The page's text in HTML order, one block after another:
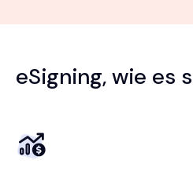
eSigning, wie es